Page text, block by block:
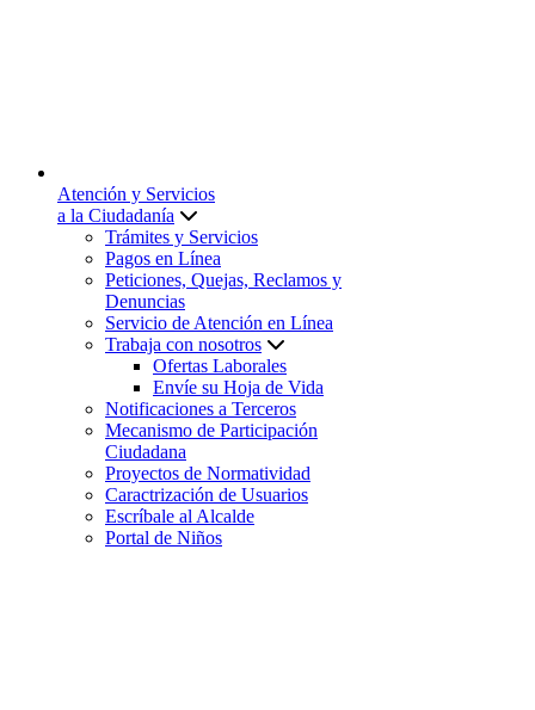
Atención y Servicios
a la Ciudadanía
Trámites y Servicios
Pagos en Línea
Peticiones, Quejas, Reclamos y
Denuncias
Servicio de Atención en Línea
Trabaja con nosotros
Ofertas Laborales
Envíe su Hoja de Vida
Notificaciones a Terceros
Mecanismo de Participación
Ciudadana
Proyectos de Normatividad
Caractrización de Usuarios
Escríbale al Alcalde
Portal de Niños